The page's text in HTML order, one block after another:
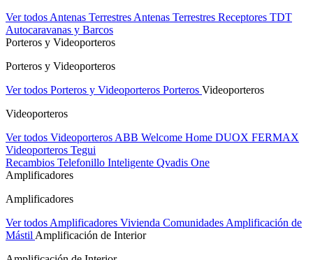
Ver todos Antenas Terrestres Antenas Terrestres Receptores TDT
Autocaravanas y Barcos
Porteros y Videoporteros
Porteros y Videoporteros
Ver todos Porteros y Videoporteros Porteros Videoporteros
Videoporteros
Ver todos Videoporteros ABB Welcome Home DUOX FERMAX
Videoporteros Tegui
Recambios Telefonillo Inteligente Qvadis One
Amplificadores
Amplificadores
Ver todos Amplificadores Vivienda Comunidades Amplificación de
Mástil Amplificación de Interior